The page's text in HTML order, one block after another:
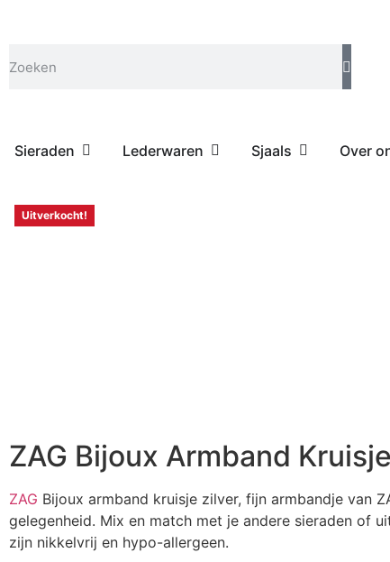
Sieraden Lederwaren Sjaals Over
Uitverkocht!
ZAG Bijoux Armband
ZAG Bijoux armband kruisje zilver, fijn armbandje van
gelegenheid. Mix en match met je andere sieraden of
zijn nikkelvrij en hypo-allergeen.